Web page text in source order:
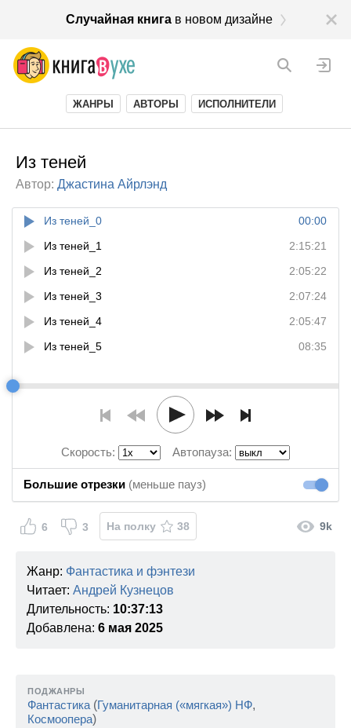
Случайная книгав новом дизайне
ЖАНРЫ АВТОРЫ ИСПОЛНИТЕЛИ
Из теней
Автор: Джастина Айрлэнд
00:00
Из теней_0
2:15:21
Из теней_1
2:05:22
Из теней_2
2:07:24
Из теней_3
2:05:47
Из теней_4
08:35
Из теней_5
Скорость: Автопауза:
Большие отрезки (меньше пауз)
6 3 На полку 38 9k
Жанр: Фантастика и фэнтези
Читает: Андрей Кузнецов
Длительность: 10:37:13
Добавлена: 6 мая 2025
ПОДЖАНРЫ
Фантастика (Гуманитарная («мягкая») НФ,
Космоопера)